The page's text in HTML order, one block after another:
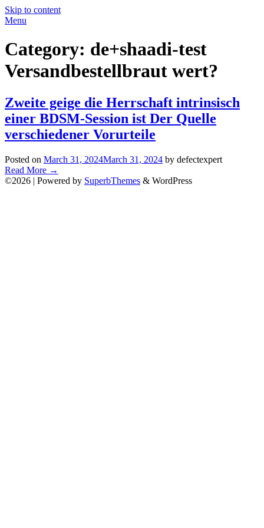
Skip to content
Menu
Category: de+shaadi-test
Versandbestellbraut wert?
Zweite geige die Herrschaft intrinsisch
einer BDSM-Session ist Der Quelle
verschiedener Vorurteile
Posted on March 31, 2024March 31, 2024 by defectexpert
Read More →
©2026 | Powered by SuperbThemes & WordPress